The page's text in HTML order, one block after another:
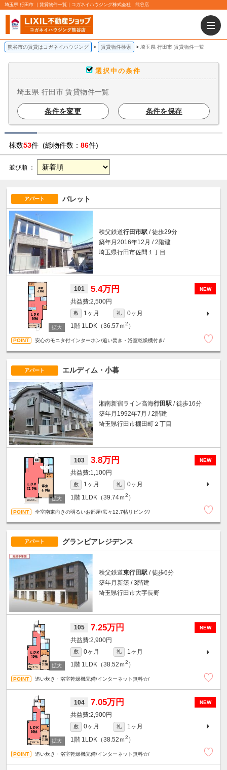
埼玉県 行田市 ｜賃貸物件一覧｜コガネイハウジング株式会社 熊谷店
熊谷市の賃貸はコガネイハウジング 賃貸物件検索 埼玉県 行田市 賃貸物件一覧
選択中の条件
埼玉県 行田市 賃貸物件一覧
条件を変更 条件を保存
棟数53件 (総物件数： 86件)
並び順 ：
アパート パレット
秩父鉄道行田市駅 / 徒歩29分
築年月2016年12月 / 2階建
埼玉県行田市佐間１丁目
NEW
101 5.4万円
2,500円
敷 1ヶ月 礼
0ヶ月
1階 1LDK（36.57ｍ2 ）
安心のモニタ付インターホン/追い焚き・浴室乾燥機付き/
アパート エルディム・小暮
湘南新宿ライン高海行田駅 / 徒歩16分
築年月1992年7月 / 2階建
埼玉県行田市棚田町２丁目
NEW
103 3.8万円
1,100円
敷 1ヶ月 礼
0ヶ月
1階 1LDK（39.74ｍ2 ）
全室南東向きの明るいお部屋/広々12.7帖リビング/
アパート グランビアレジデンス
秩父鉄道東行田駅 / 徒歩6分
築年月新築 / 3階建
埼玉県行田市大字長野
NEW
105 7.25万円
2,900円
敷 0ヶ月 礼
1ヶ月
1階 1LDK（38.52ｍ2 ）
追い炊き・浴室乾燥機完備/インターネット無料☆/
NEW
104 7.05万円
2,900円
敷 0ヶ月 礼
1ヶ月
1階 1LDK（38.52ｍ2 ）
追い炊き・浴室乾燥機完備/インターネット無料☆/